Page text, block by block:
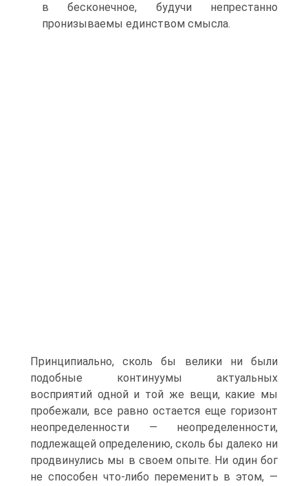
в бесконечное, будучи непрестанно
пронизываемы единством смысла.
Принципиально, сколь бы велики ни были
подобные континуумы актуальных
восприятий одной и той же вещи, какие мы
пробежали, все равно остается еще горизонт
неопределенности — неопределенности,
подлежащей определению, сколь бы далеко ни
продвинулись мы в своем опыте. Ни один бог
не способен что-либо переменить в этом, —